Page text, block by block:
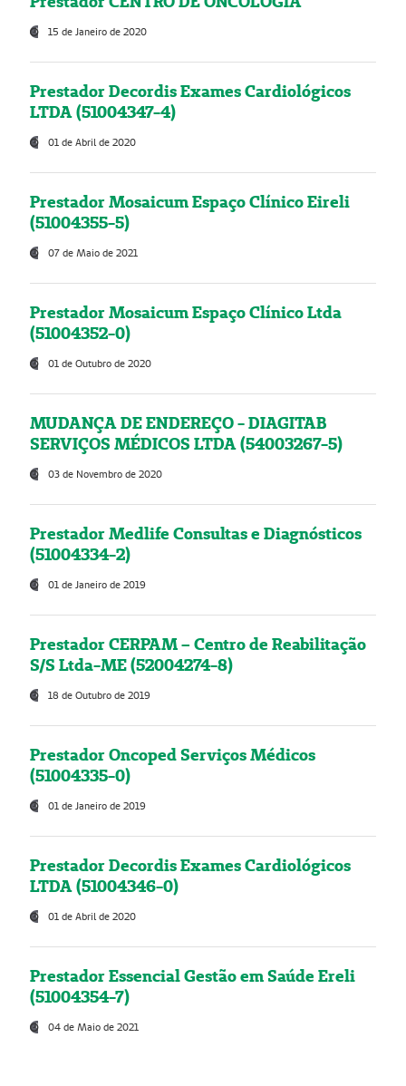
15 de Janeiro de 2020
Prestador Decordis Exames Cardiológicos
LTDA (51004347-4)
01 de Abril de 2020
Prestador Mosaicum Espaço Clínico Eireli
(51004355-5)
07 de Maio de 2021
Prestador Mosaicum Espaço Clínico Ltda
(51004352-0)
01 de Outubro de 2020
MUDANÇA DE ENDEREÇO - DIAGITAB
SERVIÇOS MÉDICOS LTDA (54003267-5)
03 de Novembro de 2020
Prestador Medlife Consultas e Diagnósticos
(51004334-2)
01 de Janeiro de 2019
Prestador CERPAM – Centro de Reabilitação
S/S Ltda-ME (52004274-8)
18 de Outubro de 2019
Prestador Oncoped Serviços Médicos
(51004335-0)
01 de Janeiro de 2019
Prestador Decordis Exames Cardiológicos
LTDA (51004346-0)
01 de Abril de 2020
Prestador Essencial Gestão em Saúde Ereli
(51004354-7)
04 de Maio de 2021